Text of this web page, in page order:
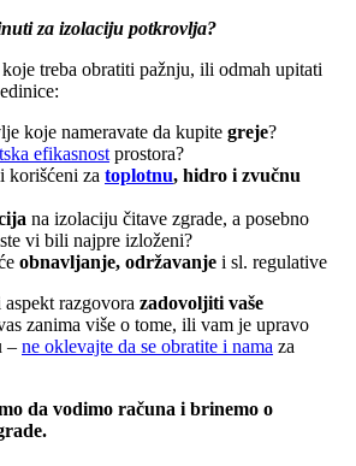
za izolaciju potkrovlja?
treba obratiti pažnju, ili odmah upitati
koje nameravate da kupite greje?
efikasnost prostora?
korišćeni za toplotnu, hidro i zvučnu
na izolaciju čitave zgrade, a posebno
vi bili najpre izloženi?
obnavljanje, održavanje i sl. regulative
razgovora zadovoljiti vaše
zanima više o tome, ili vam je upravo
– ne oklevajte da se obratite i nama za
da vodimo računa i brinemo o